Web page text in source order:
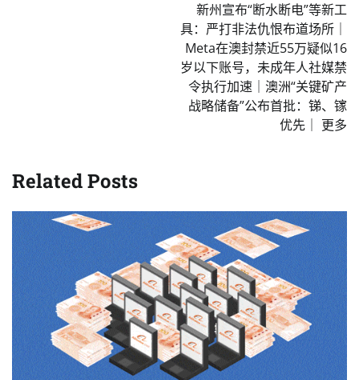
新州宣布“断水断电”等新工
具：严打非法仇恨布道场所｜
Meta在澳封禁近55万疑似16
岁以下账号，未成年人社媒禁
令执行加速｜澳洲“关键矿产
战略储备”公布首批：锑、镓
优先｜ 更多
Related Posts